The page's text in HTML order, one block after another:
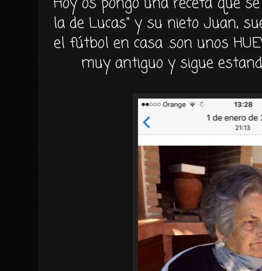
la de Lucas" y su nieto Juan,
el fútbol en casa .son unos
muy antiguo y sigue